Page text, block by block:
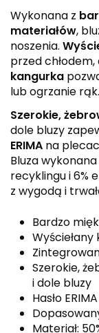
Wykonana z
materiałów,
noszenia.
przed
kangurka
lub ogrzanie rąk.
Szerokie,
dole bluzy
ERIMA na
Bluza
recyklingu i 6%
z wygodą i
Bardzo
Szerokie,
i dole bluzy
Hasło
Materiał: